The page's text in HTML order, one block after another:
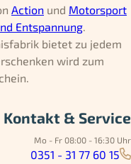
Action und Motorsport
Entspannung.
bietet zu jedem
wird zum
Kontakt & Service
Mo - Fr 08:00 - 16:30 Uhr
0351 - 31 77 60 15